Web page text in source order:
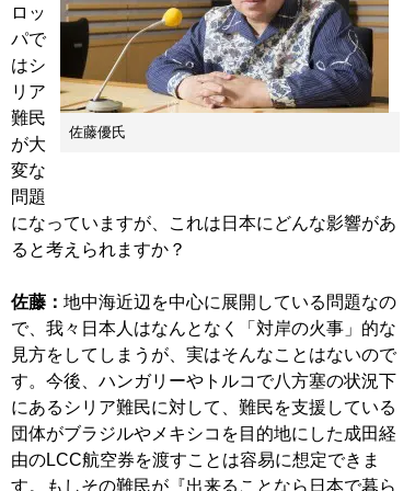
佐藤優氏
ロッ
パで
はシ
リア
難民
が大
変な
問題
になっていますが、これは日本にどんな影響があ
ると考えられますか？
佐藤： 地中海近辺を中心に展開している問題なの
で、我々日本人はなんとなく「対岸の火事」的な
見方をしてしまうが、実はそんなことはないので
す。今後、ハンガリーやトルコで八方塞の状況下
にあるシリア難民に対して、難民を支援している
団体がブラジルやメキシコを目的地にした成田経
由のLCC航空券を渡すことは容易に想定できま
す。もしその難民が『出来ることなら日本で暮ら